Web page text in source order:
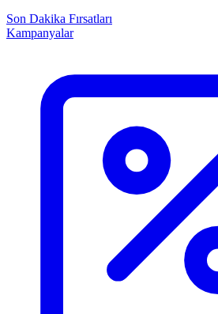
Son Dakika Fırsatları
Kampanyalar